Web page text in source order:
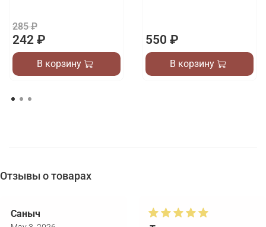
285 ₽
242 ₽
В корзину
550 ₽
В корзину
Отзывы о товарах
Саныч